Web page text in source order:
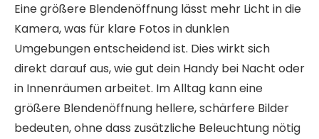
Eine größere Blendenöffnung lässt mehr Licht in die
Kamera, was für klare Fotos in dunklen
Umgebungen entscheidend ist. Dies wirkt sich
direkt darauf aus, wie gut dein Handy bei Nacht oder
in Innenräumen arbeitet. Im Alltag kann eine
größere Blendenöffnung hellere, schärfere Bilder
bedeuten, ohne dass zusätzliche Beleuchtung nötig